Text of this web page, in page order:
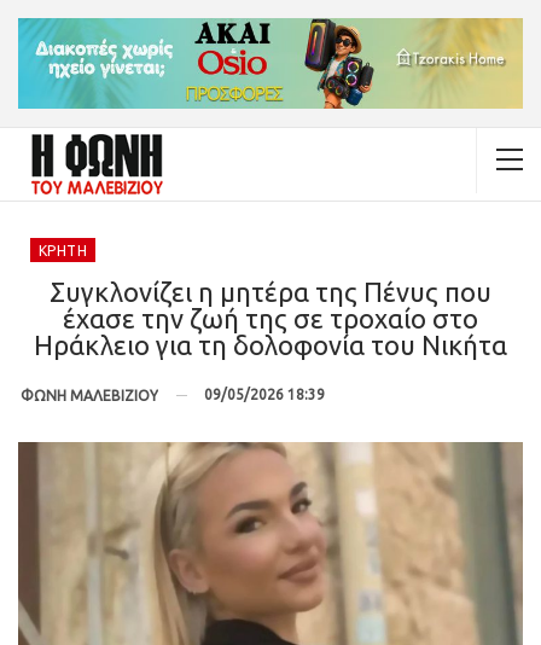
ΚΡΉΤΗ
Συγκλονίζει η μητέρα της Πένυς που
έχασε την ζωή της σε τροχαίο στο
Ηράκλειο για τη δολοφονία του Νικήτα
ΦΩΝΗ ΜΑΛΕΒΙΖΙΟΥ 09/05/2026 18:39